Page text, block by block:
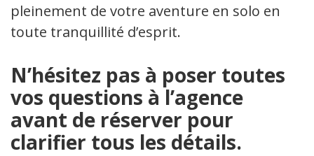
pleinement de votre aventure en solo en
toute tranquillité d’esprit.
N’hésitez pas à poser toutes
vos questions à l’agence
avant de réserver pour
clarifier tous les détails.